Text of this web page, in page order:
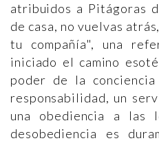
atribuidos a Pitágoras
de casa, no vuelvas
tu compañía", una
iniciado el camino
poder de la
responsabilidad, un
una obediencia a las
desobediencia es